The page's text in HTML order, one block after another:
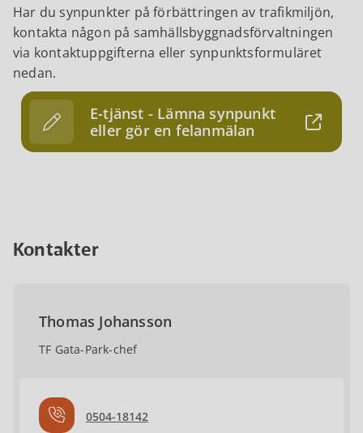
Har du synpunkter på förbättringen av trafikmiljön,
kontakta någon på samhällsbyggnadsförvaltningen
via kontaktuppgifterna eller synpunktsformuläret
nedan.
E-tjänst - Lämna synpunkt
eller gör en felanmälan
Kontakter
Thomas Johansson
TF Gata-Park-chef
0504-18142